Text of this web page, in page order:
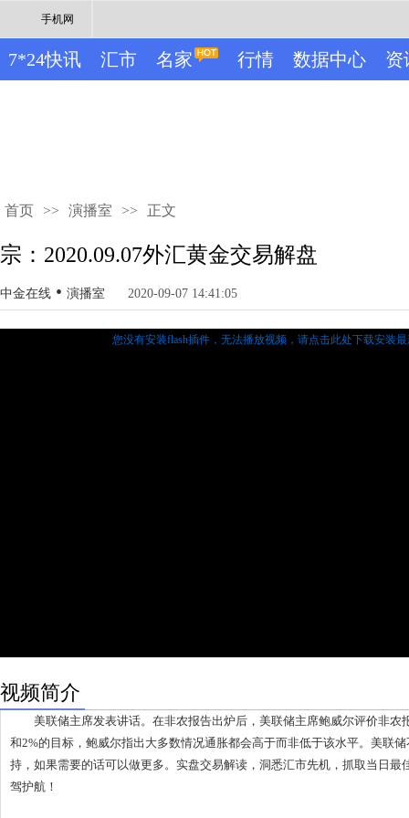
手机网
7*24快讯 汇市 名家 行情 数据中心 资
首页 >> 演播室 >> 正文
宗：2020.09.07外汇黄金交易解盘
中金在线 • 演播室 2020-09-07 14:41:05
您没有安装flash插件，无法播放视频， 请点击此处下载安装
视频简介
美联储主席发表讲话。在非农报告出炉后，美联储主席鲍威尔评价非农
和2%的目标，鲍威尔指出大多数情况通胀都会高于而非低于该水平。美联
持，如果需要的话可以做更多。实盘交易解读，洞悉汇市先机，抓取当日最
驾护航！